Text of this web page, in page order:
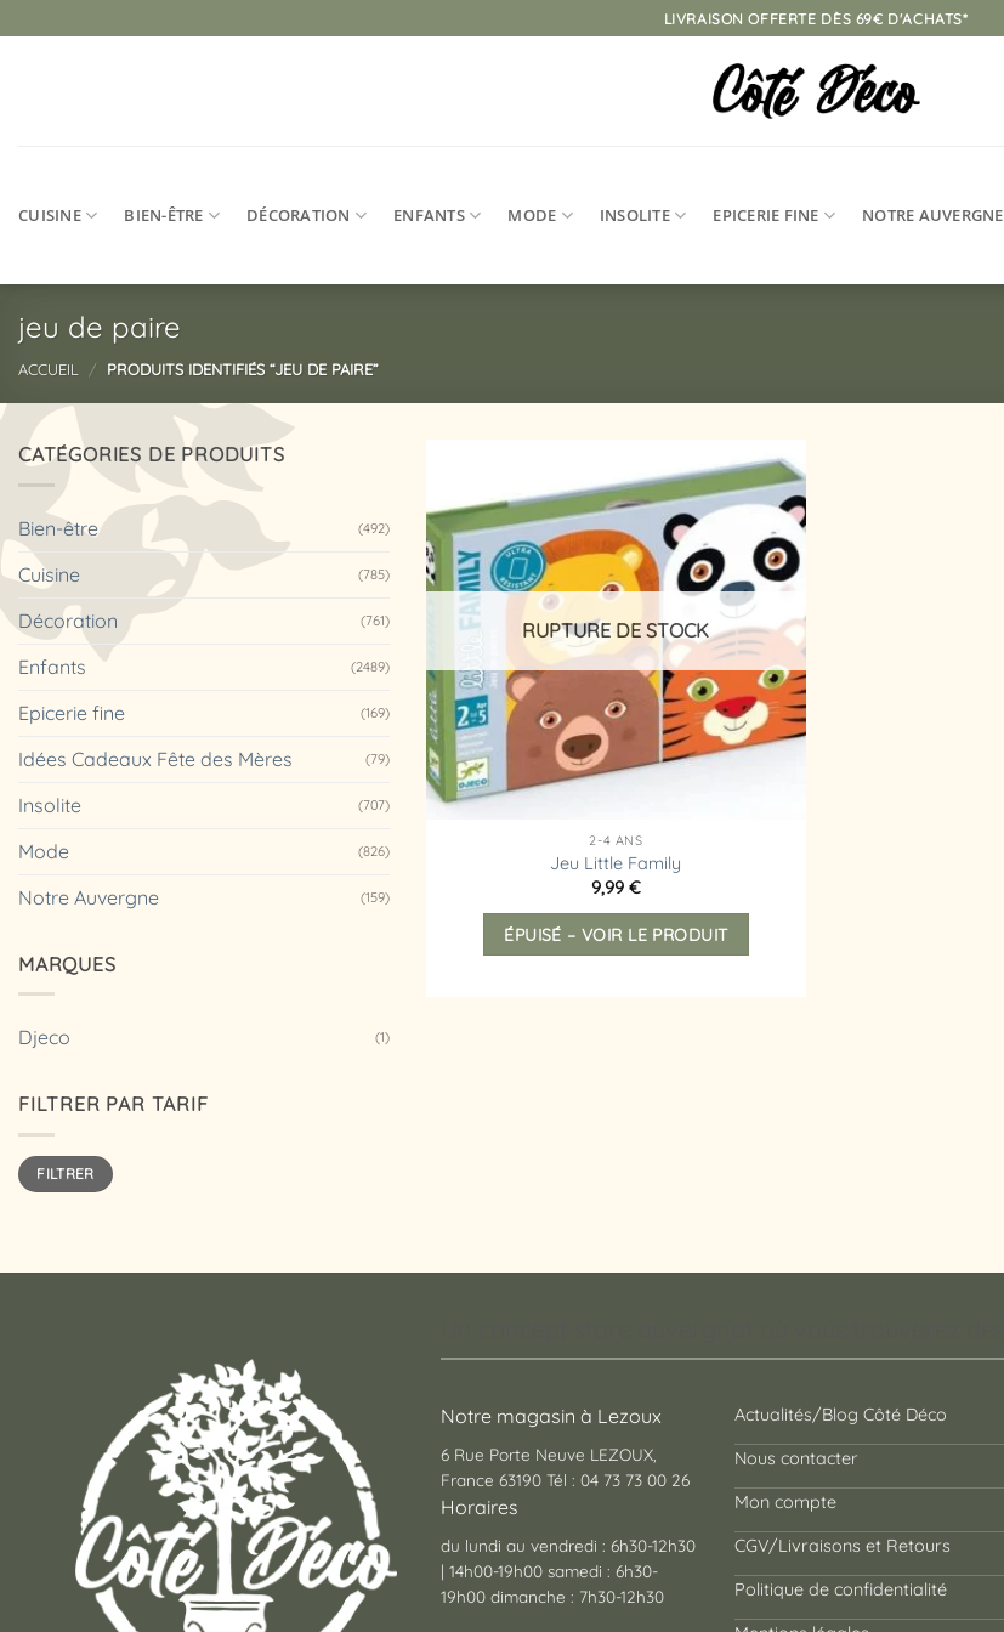
au
LIVRAISON OFFERTE DÈS 69€ D'ACHATS*
CUISINE BIEN-ÊTRE DÉCORATION ENFANTS MODE INSOLITE EPICERIE FINE NOTRE AUVERGNE
jeu de paire
ACCUEIL / PRODUITS IDENTIFIÉS “JEU DE PAIRE”
CATÉGORIES DE PRODUITS
Bien-être (492)
Cuisine (785)
Décoration (761)
Enfants (2489)
Epicerie fine (169)
Idées Cadeaux Fête des Mères (79)
Insolite (707)
Mode (826)
Notre Auvergne (159)
MARQUES
Djeco (1)
FILTRER PAR TARIF
Prix
min
Prix
maxFILTRER
Ajouter
liste
d’envies
RUPTURE DE STOCK
2-4 ANS
Jeu Little Family
9,99 €
ÉPUISÉ – VOIR LE PRODUIT
Notre magasin à Lezoux
6 Rue Porte Neuve LEZOUX,
France 63190 Tél : 04 73 73 00 26
Horaires
du lundi au vendredi : 6h30-12h30
| 14h00-19h00 samedi : 6h30-
19h00 dimanche : 7h30-12h30
Actualités/Blog Côté Déco
Nous contacter
Mon compte
CGV/Livraisons et Retours
Politique de confidentialité